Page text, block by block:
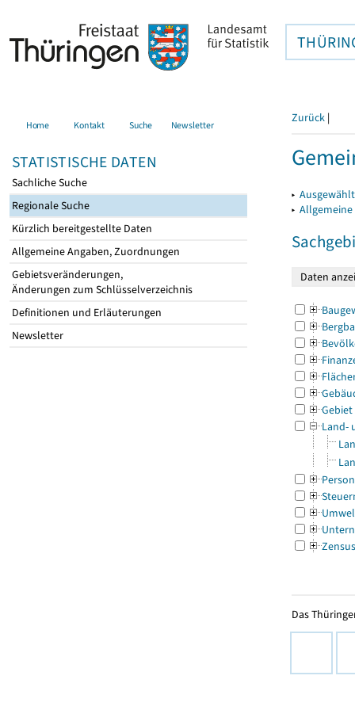
Home Kontakt Suche Newsletter
STATISTISCHE DATEN
Sachliche Suche
Regionale Suche
Kürzlich bereitgestellte Daten
Allgemeine Angaben, Zuordnungen
Gebietsveränderungen,
Änderungen zum Schlüsselverzeichnis
Definitionen und Erläuterungen
Newsletter
Zurück |
▸
▸
Gebiet
Land-
Zensus
Das